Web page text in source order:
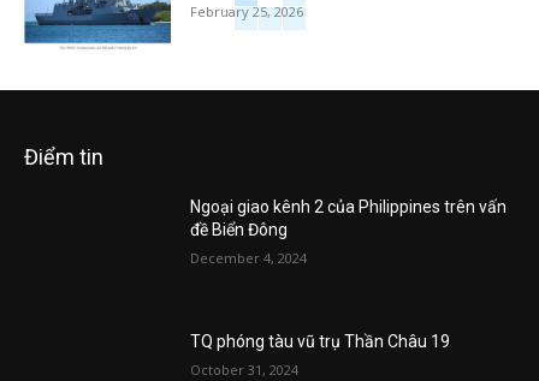
February 25, 2026
Điểm tin
Ngoại giao kênh 2 của Philippines trên vấn
đề Biển Đông
December 4, 2024
TQ phóng tàu vũ trụ Thần Châu 19
October 31, 2024